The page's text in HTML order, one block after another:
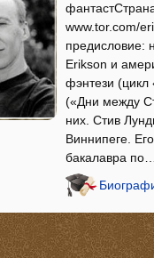
www.tor.com/
предисловие:
Erikson и
фэнтези
(«Дни между
них. Стив
Виннипеге.
бакалавра